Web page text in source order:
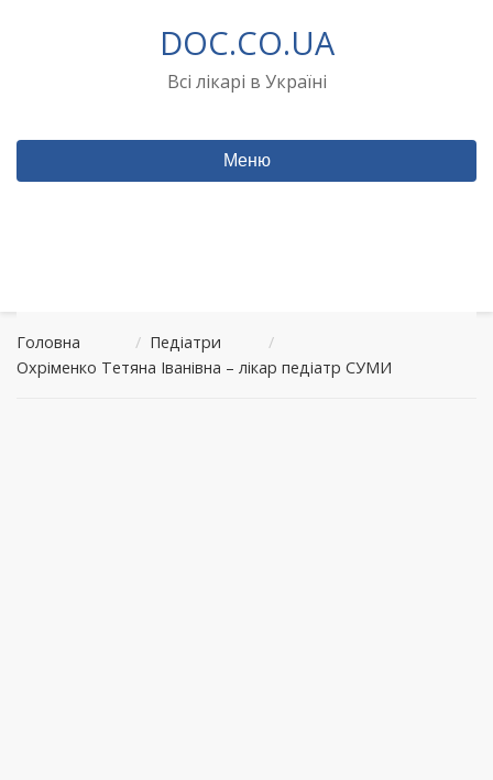
DOC.CO.UA
Всі лікарі в Україні
Меню
Головна / Педіатри
/
Охріменко Тетяна Іванівна – лікар педіатр СУМИ